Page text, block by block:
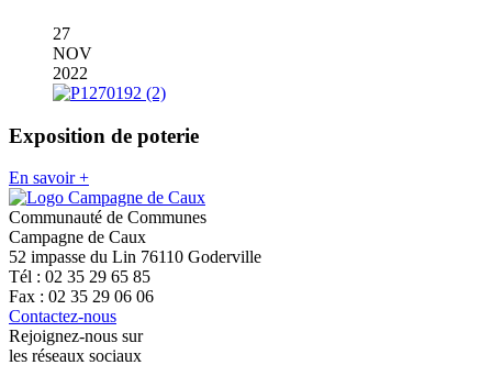
27
NOV
2022
Exposition de poterie
En savoir +
Communauté de Communes
Campagne de Caux
52 impasse du Lin 76110 Goderville
Tél : 02 35 29 65 85
Fax : 02 35 29 06 06
Contactez-nous
Rejoignez-nous sur
les réseaux sociaux